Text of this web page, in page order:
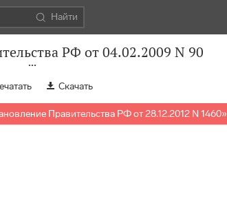
Найти
РФ от 04.02.2009 N 90
Скачать
Правительства РФ от 28.12.2012 N 1460»